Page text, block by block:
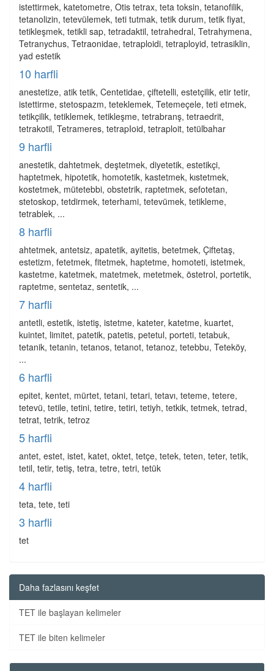
istettirmek, katetometre, Otis tetrax, teta toksin, tetanofilik,
tetanolizin, tetevülemek, teti tutmak, tetik durum, tetik fiyat,
tetikleşmek, tetikli sap, tetradaktil, tetrahedral, Tetrahymena,
Tetranychus, Tetraonidae, tetraploidi, tetraployid, tetrasiklin,
yad estetik
10 harfli
anestetize, atik tetik, Centetidae, çiftetelli, estetçilik, etir tetir,
istettirme, stetospazm, teteklemek, Tetemeçele, teti etmek,
tetikçilik, tetiklemek, tetikleşme, tetrabranş, tetraedrit,
tetrakotil, Tetrameres, tetrapIoid, tetraploit, tetülbahar
9 harfli
anestetik, dahtetmek, deştetmek, diyetetik, estetikçi,
haptetmek, hipotetik, homotetik, kastetmek, kıstetmek,
kostetmek, mütetebbi, obstetrik, raptetmek, sefotetan,
stetoskop, tetdirmek, teterhami, tetevümek, tetikleme,
tetrablek, ...
8 harfli
ahtetmek, antetsiz, apatetik, ayitetis, betetmek, Çiftetaş,
estetizm, fetetmek, fitetmek, haptetme, homoteti, istetmek,
kastetme, katetmek, matetmek, metetmek, östetrol, portetik,
raptetme, sentetaz, sentetik, ...
7 harfli
antetli, estetik, istetiş, istetme, kateter, katetme, kuartet,
kuintet, limitet, patetik, patetis, petetul, porteti, tetabuk,
tetanik, tetanin, tetanos, tetanot, tetanoz, tetebbu, Teteköy,
...
6 harfli
epitet, kentet, mürtet, tetani, tetari, tetavı, teteme, tetere,
tetevü, tetile, tetini, tetire, tetiri, tetiyh, tetkik, tetmek, tetrad,
tetrat, tetrik, tetroz
5 harfli
antet, estet, istet, katet, oktet, tetçe, tetek, teten, teter, tetik,
tetil, tetir, tetiş, tetra, tetre, tetri, tetük
4 harfli
teta, tete, teti
3 harfli
tet
Daha fazlasını keşfet
TET ile başlayan kelimeler
TET ile biten kelimeler